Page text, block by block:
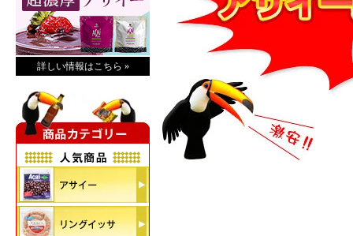
詳しい情報はこちら »